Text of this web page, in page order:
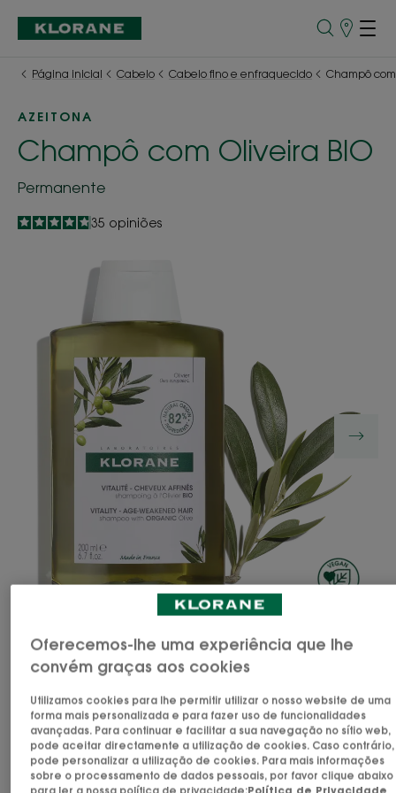
Pontos
Página inicial
Cabelo Cabelo fino e enfraquecido Champô
AZEITONA
Champô com Oliveira BIO
Permanente
4.8
/
5
35 opiniões
O champô com Oliveira BIO preserva a juventude
do couro cabeludo e infunde o cabelo com
espessura e vitalidade.
Cabelo brilhante com uma densidade
profundamente reparada.
Oferecemos-lhe uma experiência que lhe
convém graças aos cookies
Utilizamos cookies para lhe permitir utilizar o nosso website de uma
forma mais personalizada e para fazer uso de funcionalidades
avançadas. Para continuar e facilitar a sua navegação no sítio web,
pode aceitar directamente a utilização de cookies. Caso contrário,
pode personalizar a utilização de cookies. Para mais informações
sobre o processamento de dados pessoais, por favor clique abaixo
para ler a nossa política de privacidade:Política de Privacidade